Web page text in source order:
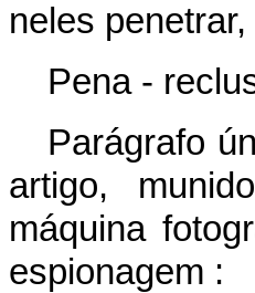
neles
Pena -
Parágrafo
artigo,
máquina
espionagem :